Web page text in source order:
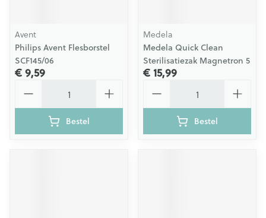
Avent
Philips Avent Flesborstel
SCF145/06
€ 9,59
Bestel
Medela
Medela Quick Clean
Sterilisatiezak Magnetron 5
€ 15,99
Bestel